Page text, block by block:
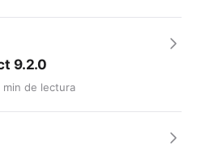
9.2.0
min de lectura